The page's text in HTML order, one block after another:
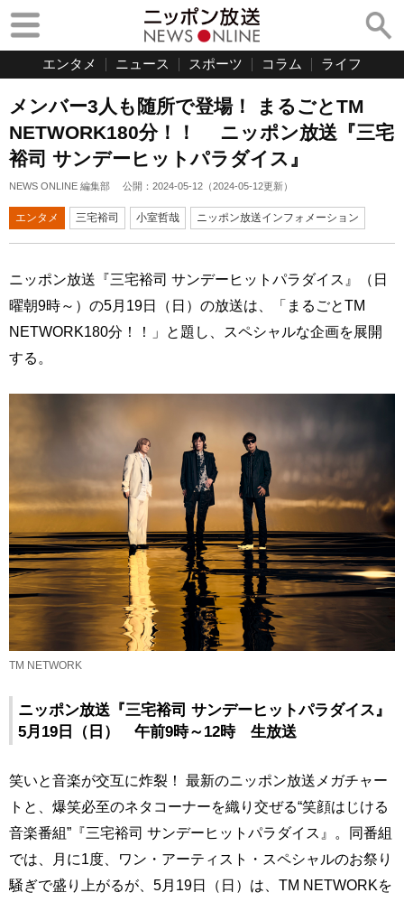
エンタメ ニュース スポーツ コラム ライフ
メンバー3人も随所で登場！ まるごとTM
NETWORK180分！！ ニッポン放送『三宅
裕司 サンデーヒットパラダイス』
NEWS ONLINE 編集部 公開： 2024-05-12 （2024-05-12更新）
エンタメ 三宅裕司 小室哲哉 ニッポン放送インフォメーション
ニッポン放送『三宅裕司 サンデーヒットパラダイス』（日
曜朝9時～）の5月19日（日）の放送は、「まるごとTM
NETWORK180分！！」と題し、スペシャルな企画を展開
する。
TM NETWORK
ニッポン放送『三宅裕司 サンデーヒットパラダイス』
5月19日（日） 午前9時～12時 生放送
笑いと音楽が交互に炸裂！ 最新のニッポン放送メガチャー
トと、爆笑必至のネタコーナーを織り交ぜる“笑顔はじける
音楽番組”『三宅裕司 サンデーヒットパラダイス』。同番組
では、月に1度、ワン・アーティスト・スペシャルのお祭り
騒ぎで盛り上がるが、5月19日（日）は、TM NETWORKを